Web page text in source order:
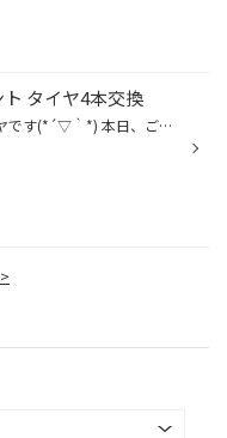
タイヤ4本交換
どうも、カツラヤです(*´▽｀*) 本日、ご紹介する作業は ダイハツ タント タイヤ4本交換 です！ お取り付けしたタイヤは REGNO GR-Leggera 165/55R15 4本 です( ｀ー´)ノ 様々な方から、高い評価を頂いている「REGNOシリーズ」の軽自動車専用モデル！ 軽自動車をお使いの方で 乗り心地・静粛性・ドラ...
>